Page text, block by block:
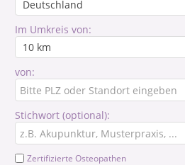
Im Umkreis von:
von:
Stichwort (optional):
Zertifizierte Osteopathen